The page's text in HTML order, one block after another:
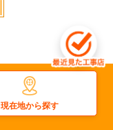
現在地から探す